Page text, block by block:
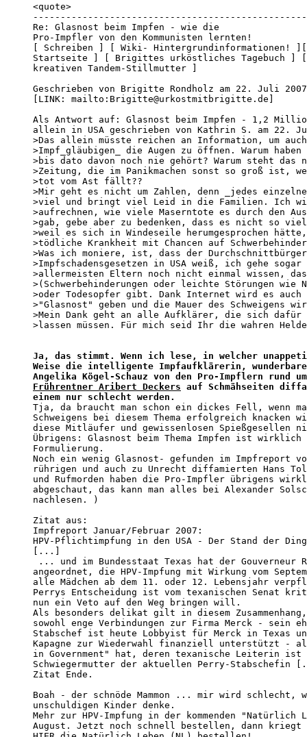
<quote>
Re: Glasnost beim Impfen - wie die
Pro-Impfler von den Kommunisten lernten!
[ Schreiben ] [ Wiki- Hintergrundinformationen!
Startseite ] [ Brigittes urköstliches Tagebuch ] [
kreativen Tandem-Stillmutter ]
Geschrieben von Brigitte Rondholz am 22. Juli
[LINK: mailto:Brigitte@urkostmitbrigitte.de]
Als Antwort auf: Glasnost beim Impfen - 1,2
allein in USA geschrieben von Kathrin S. am 22.
>Das allein müsste reichen an Information, um
>Impf_gläubigen_ die Augen zu öffnen. Warum
>bis dato davon noch nie gehört? Warum steht das
>Zeitung, die im Panikmachen sonst so groß ist,
>tot vom Ast fällt??
>Mir geht es nicht um Zahlen, denn _jedes
>viel und bringt viel Leid in die Familien. Ich
>aufrechnen, wie viele Maserntote es durch den
>gab, gebe aber zu bedenken, dass es nicht so
>weil es sich in Windeseile herumgesprochen
>tödliche Krankheit mit Chancen auf
>Was ich moniere, ist, dass der
>Impfschadensgesetzen in USA weiß, ich gehe
>allermeisten Eltern noch nicht einmal wissen,
>(Schwerbehinderungen oder leichte Störungen
>oder Todesopfer gibt. Dank Internet wird es auch
>"Glasnost" geben und die Mauer des Schweigens
>Mein Dank geht an alle Aufklärer, die sich dafür
>lassen müssen. Für mich seid Ihr die wahren
Ja, das stimmt. Wenn ich lese, in welcher
Weise die intelligente Impfaufklärerin,
Angelika Kögel-Schauz von den Pro-Impflern rund
Frührentner Aribert Deckers auf Schmähseiten
einem nur schlecht werden.
Tja, da braucht man schon ein dickes Fell, wenn
Schweigens bei diesem Thema erfolgreich
diese Mitläufer und gewissenlosen Spießgesellen
Übrigens: Glasnost beim Thema Impfen ist
Formulierung.
Noch ein wenig Glasnost- gefunden im Impfreport
rührigen und auch zu Unrecht diffamierten Hans
und Rufmorden haben die Pro-Impfler übrigens
abgeschaut, das kann man alles bei Alexander
nachlesen. )
Zitat aus:
Impfreport Januar/Februar 2007:
HPV-Pflichtimpfung in den USA - Der Stand der
[...]
... und im Bundesstaat Texas hat der Gouverneur
angeordnet, die HPV-Impfung mit Wirkung vom
alle Mädchen ab dem 11. oder 12. Lebensjahr
Perrys Entscheidung ist vom texanischen Senat
nun ein Veto auf den Weg bringen will.
Als besonders delikat gilt in diesem
sowohl enge Verbindungen zur Firma Merck - sein
Stabschef ist heute Lobbyist für Merck in Texas
Kapagne zur Wiederwahl finanziell unterstützt - als
in Government" hat, deren texanische Leiterin ist
Schwiegermutter der aktuellen Perry-
Zitat Ende.
Boah - der schnöde Mammon ... mir wird schlecht,
unschuldigen Kinder denke.
Mehr zur HPV-Impfung in der kommenden "Natürlich
August. Jetzt noch schnell bestellen, dann